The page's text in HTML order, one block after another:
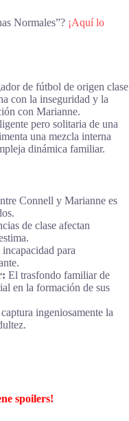
Normales”? ¡Aquí lo
de fútbol de origen clase
con la inseguridad y la
con Marianne.
pero solitaria de una
una mezcla interna
dinámica familiar.
Connell y Marianne es
de clase afectan
incapacidad para
El trasfondo familiar de
en la formación de sus
ingeniosamente la
spoilers!